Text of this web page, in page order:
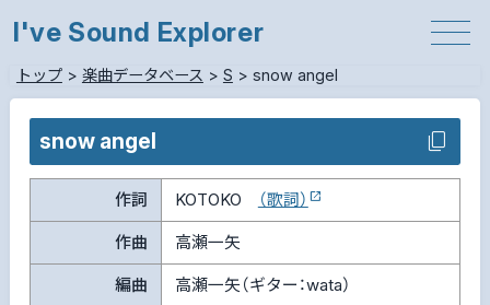
I've Sound Explorer
トップ> 楽曲データベース > S > snow angel
snow angel
作詞 KOTOKO （歌詞）
作曲 高瀬一矢
編曲 高瀬一矢（ギター：wata）